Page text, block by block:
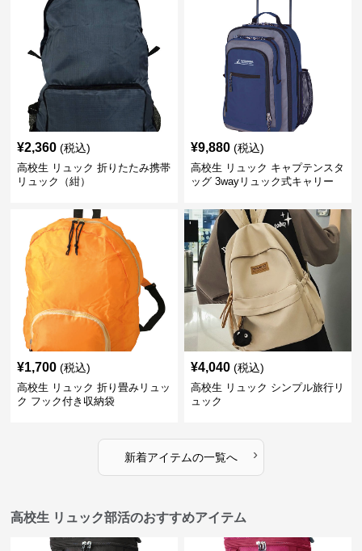
¥2,360 (税込)
高校生 リュック 折りたたみ携帯
リュック（紺）
¥9,880 (税込)
高校生 リュック キャプテンスタ
ッグ 3wayリュック式キャリー
¥1,700 (税込)
高校生 リュック 折り畳みリュッ
ク フック付き収納袋
¥4,040 (税込)
高校生 リュック シンプル旅行リ
ュック
新着アイテムの一覧へ ›
高校生 リュック部活のおすすめアイテム